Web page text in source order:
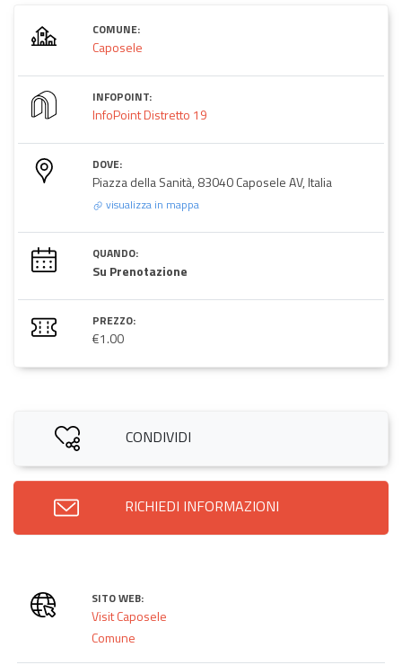
COMUNE:
Caposele
INFOPOINT:
InfoPoint Distretto 19
DOVE:
Piazza della Sanità, 83040 Caposele AV, Italia
visualizza in mappa
QUANDO:
Su Prenotazione
PREZZO:
€1.00
CONDIVIDI
RICHIEDI INFORMAZIONI
SITO WEB:
Visit Caposele
Comune